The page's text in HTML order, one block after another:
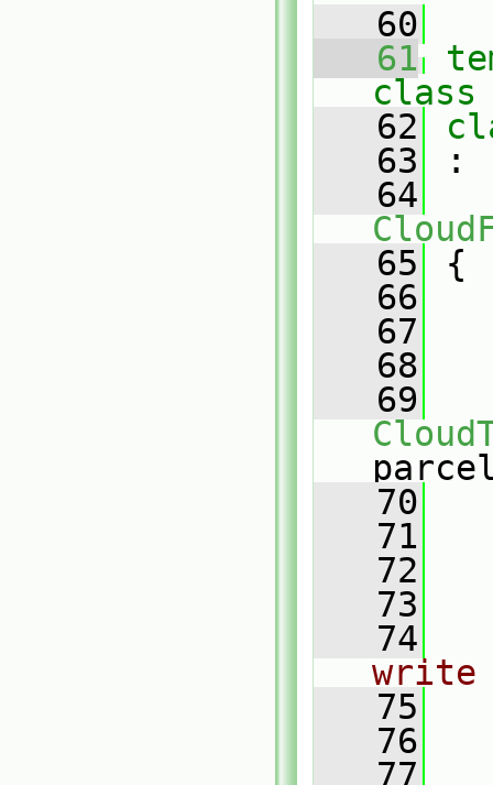
   60
   61
class
   62
   63
:
   64
   65
{
   66
   67
   68
   69
   70
   71
   72
   73
   74
   75
   76
   77